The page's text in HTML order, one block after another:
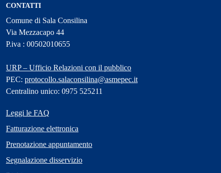
CONTATTI
Comune di Sala Consilina
Via Mezzacapo 44
P.iva : 00502010655
URP – Ufficio Relazioni con il pubblico
PEC: protocollo.salaconsilina@asmepec.it
Centralino unico: 0975 525211
Leggi le FAQ
Fatturazione elettronica
Prenotazione appuntamento
Segnalazione disservizio